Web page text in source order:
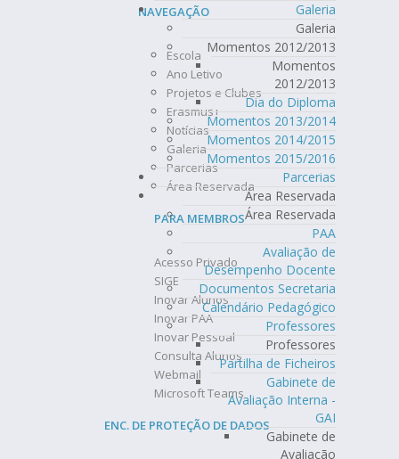
Galeria
Galeria
Momentos 2012/2013
Momentos
2012/2013
Dia do Diploma
Momentos 2013/2014
Momentos 2014/2015
Momentos 2015/2016
Parcerias
Área Reservada
Área Reservada
PAA
Avaliação de
Desempenho Docente
Documentos Secretaria
Calendário Pedagógico
Professores
Professores
Partilha de Ficheiros
Gabinete de
Avaliação Interna -
GAI
Gabinete de
Avaliação
NAVEGAÇÃO
Escola
Ano Letivo
Projetos e Clubes
Erasmus+
Notícias
Galeria
Parcerias
Área Reservada
PARA MEMBROS
Acesso Privado
SIGE
Inovar Alunos
Inovar PAA
Inovar Pessoal
Consulta Alunos
Webmail
Microsoft Teams
ENC. DE PROTEÇÃO DE DADOS